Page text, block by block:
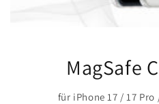
MagSafe
für iPhone 17 / 17 Pro